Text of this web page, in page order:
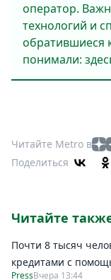
оператор.
технологий и
обратившиеся
понимали:
Читайте Metro в
Поделиться
Читайте
Почти 8 тысяч
кредитами с
PressВчера 13:44